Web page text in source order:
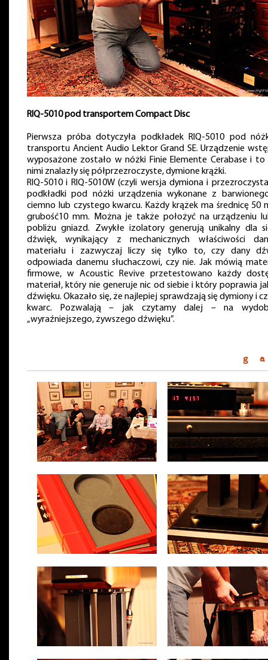
RIQ-5010 pod transportem Compact Disc
Pierwsza próba dotyczyła podkładek RIQ-5010 pod
transportu Ancient Audio Lektor Grand SE. Urządzenie
wyposażone zostało w nóżki Finie Elemente Cerabase i
nimi znalazły się półprzezroczyste, dymione krążki.
RIQ-5010 i RIQ-5010W (czyli wersja dymiona i
podkładki pod nóżki urządzenia wykonane z
ciemno lub czystego kwarcu. Każdy krążek ma średnicę 50
grubość10 mm. Można je także położyć na urządzeniu
pobliżu gniazd. Zwykłe izolatory generują unikalny dla
dźwięk, wynikający z mechanicznych właściwości
materiału i zazwyczaj liczy się tylko to, czy dany
odpowiada danemu słuchaczowi, czy nie. Jak mówią
firmowe, w Acoustic Revive przetestowano każdy
materiał, który nie generuje nic od siebie i który poprawia
dźwięku. Okazało się, że najlepiej sprawdzają się dymiony i
kwarc. Pozwalają – jak czytamy dalej – na
„wyraźniejszego, żywszego dźwięku”.
g